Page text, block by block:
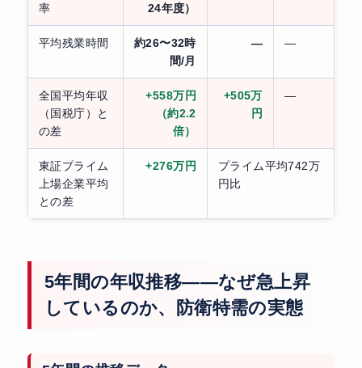
率
24年度）
平均残業時間
約26〜32時
間/月
— —
全国平均年収
（国税庁）と
の差
+558万円
（約2.2
倍）
+505万
円
—
東証プライム
上場企業平均
との差
+276万円
プライム平均742万
円比
5年間の年収推移——なぜ急上昇
しているのか、防衛特需の実態